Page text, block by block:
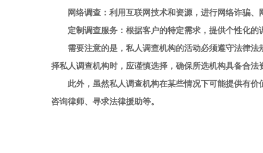
网络调查：利用互联网技术和资源，进行网络诈骗、
定制调查服务：根据客户的特定需求，提供个性化的
需要注意的是，私人调查机构的活动必须遵守法律法
择私人调查机构时，应谨慎选择，确保所选机构具备合法
此外，虽然私人调查机构在某些情况下可能提供有价
咨询律师、寻求法律援助等。